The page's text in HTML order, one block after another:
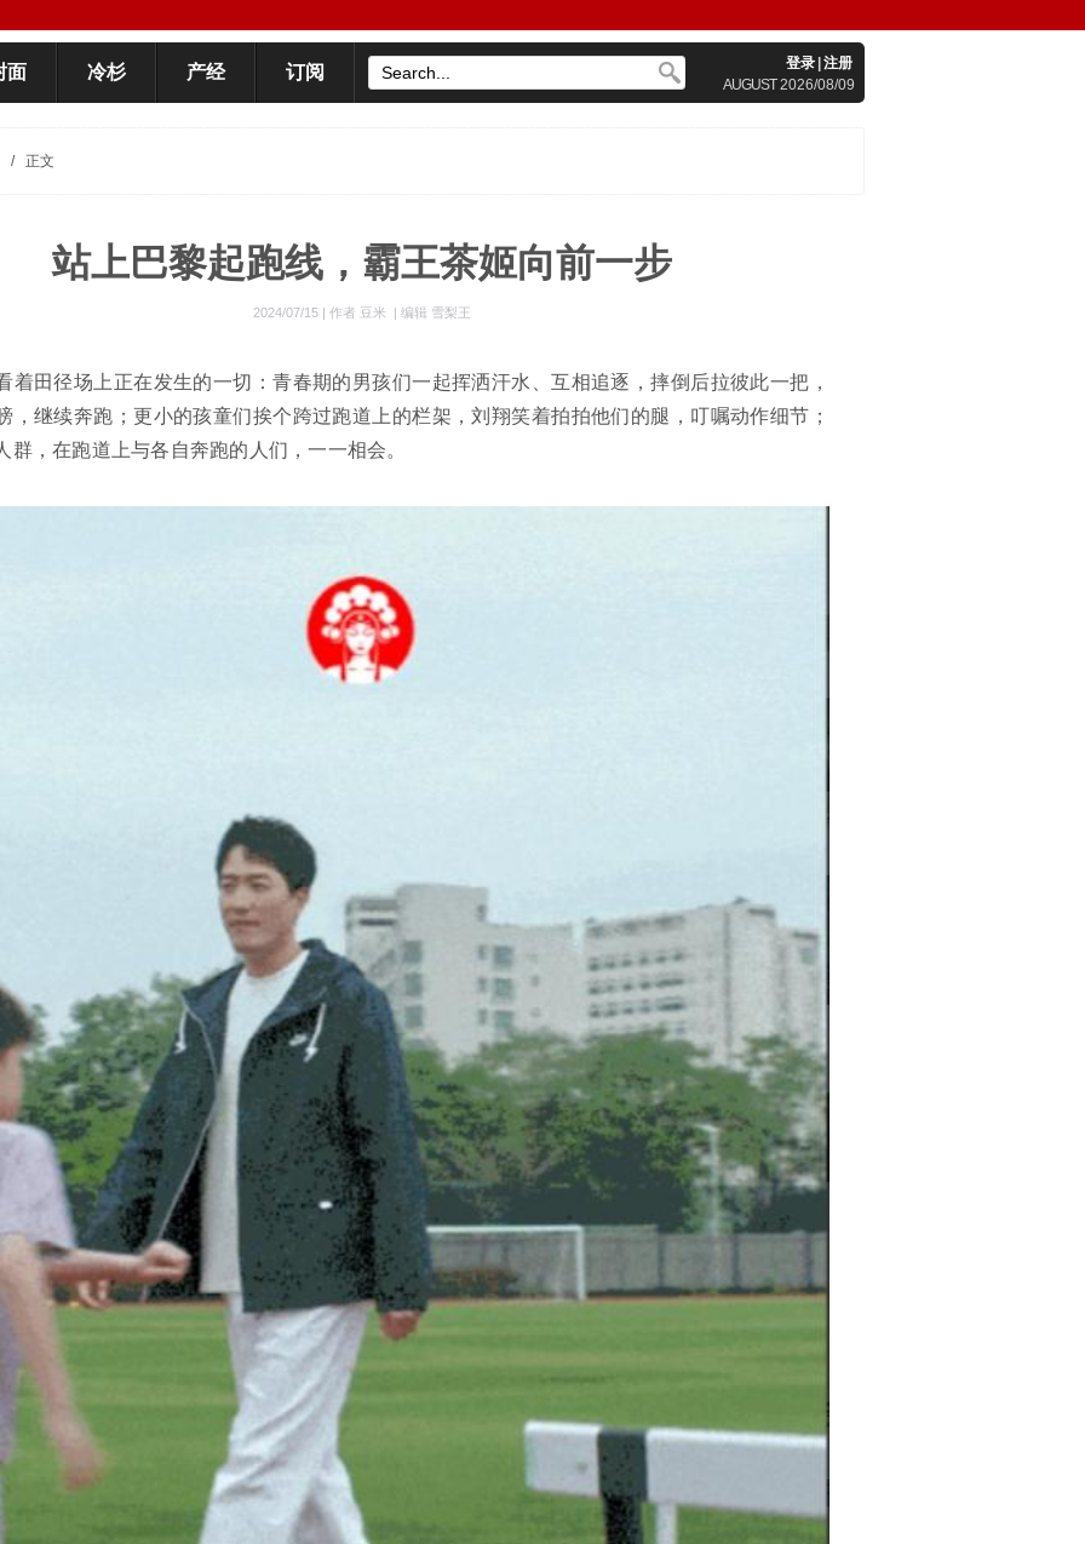
面 冷杉 产经 订阅 登录 注册
AUGUST2026/08/09
/ 正文
站上巴黎起跑线，霸王茶姬向前一步
2024/07/15 | 作者 豆米 | 编辑 雪梨王
着田径场上正在发生的一切：青春期的男孩们一起挥洒汗水、互相追逐，摔倒后拉彼此一把，
，继续奔跑；更小的孩童们挨个跨过跑道上的栏架，刘翔笑着拍拍他们的腿，叮嘱动作细节；
群，在跑道上与各自奔跑的人们，一一相会。